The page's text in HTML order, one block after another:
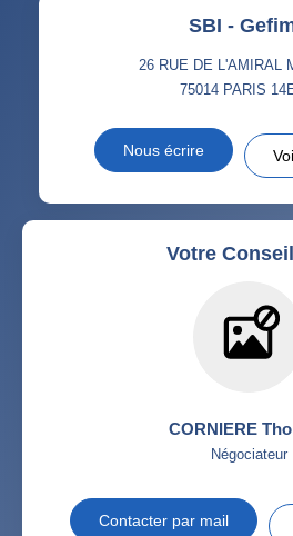
SBI -
26 RUE DE L'AMIRAL
75014 PARIS
Nous écrire
Votre
CORNIERE
Négociateur
Contacter par mail